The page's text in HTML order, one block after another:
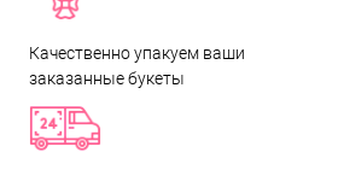
Качественно упакуем ваши
заказанные букеты